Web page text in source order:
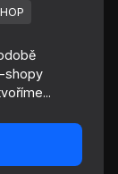
shopy